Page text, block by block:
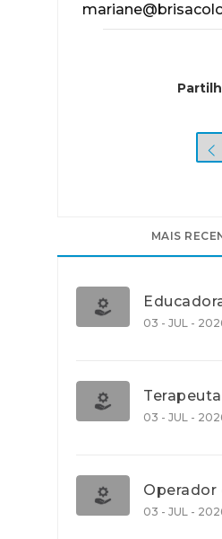
MAIS
03 - JUL -
03 - JUL -
03 - JUL -